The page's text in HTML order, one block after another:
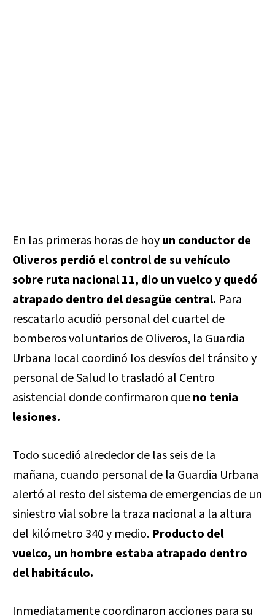
En las primeras horas de hoyun conductor de
Oliveros perdió el control de su vehículo
sobre ruta nacional 11, dio un vuelco y quedó
atrapado dentro del desagüe central. Para
rescatarlo acudió personal del cuartel de
bomberos voluntarios de Oliveros, la Guardia
Urbana local coordinó los desvíos del tránsito y
personal de Salud lo trasladó al Centro
asistencial donde confirmaron queno tenia
lesiones.
Todo sucedió alrededor de las seis de la
mañana, cuando personal de la Guardia Urbana
alertó al resto del sistema de emergencias de un
siniestro vial sobre la traza nacional a la altura
del kilómetro 340 y medio. Producto del
vuelco, un hombre estaba atrapado dentro
del habitáculo.
Inmediatamente coordinaron acciones para su